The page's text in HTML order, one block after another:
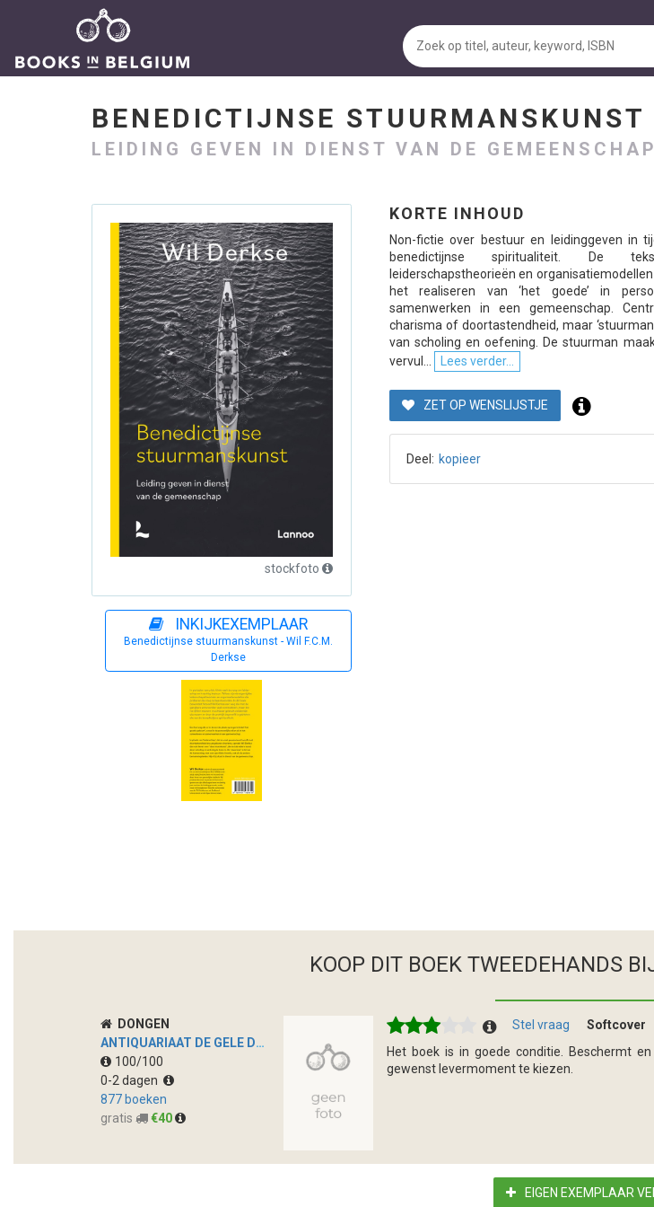
BENEDICTIJNSE
LEIDING GEVEN IN DIENST VAN DE GEMEENSCHAP
stockfoto
INKIJKEXEMPLAAR
Benedictijnse stuurmanskunst - Wil F.C.M.
Derkse
KORTE INHOUD
Non-fictie over bestuur en leidinggeven in
benedictijnse spiritualiteit. De
leiderschapstheorieën en
het realiseren van ‘het goede’ in
samenwerken in een gemeenschap.
charisma of doortastendheid, maar
van scholing en oefening. De stuurman
vervul...
Lees verder...
ZET OP WENSLIJSTJE
Deel: kopieer
KOOP DIT BOEK TWEEDEHANDS
DONGEN
ANTIQUARIAAT DE GELE DEUR
100/100
0-2 dagen
877 boeken
gratis
€40
Stel vraag Softcover
Het boek is in goede conditie. Beschermt
gewenst levermoment te kiezen.
EIGEN EXEMPLAAR